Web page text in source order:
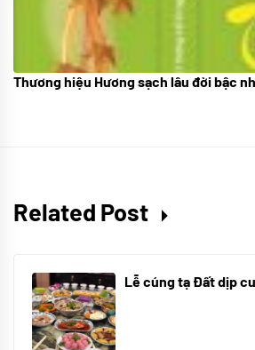
18/10/2025
Thương hiệu Hương sạch lâu đời bậc
Related Post
Lễ cúng tạ Đất dịp